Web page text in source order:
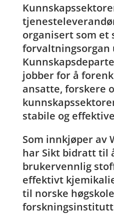
organisert som et
forvaltningsorgan
jobber for å
ansatte, forskere
stabile og
Som innkjøper av
har Sikt bidratt til
brukervennlig
effektivt
til norske